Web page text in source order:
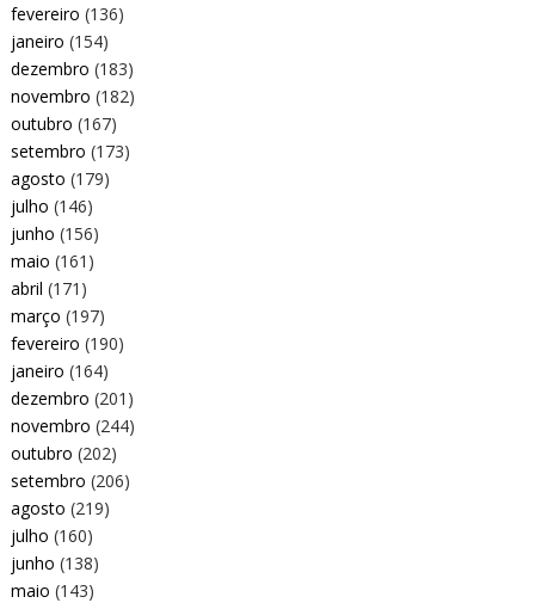
fevereiro (136)
janeiro (154)
dezembro (183)
novembro (182)
outubro (167)
setembro (173)
agosto (179)
julho (146)
junho (156)
maio (161)
abril (171)
março (197)
fevereiro (190)
janeiro (164)
dezembro (201)
novembro (244)
outubro (202)
setembro (206)
agosto (219)
julho (160)
junho (138)
maio (143)